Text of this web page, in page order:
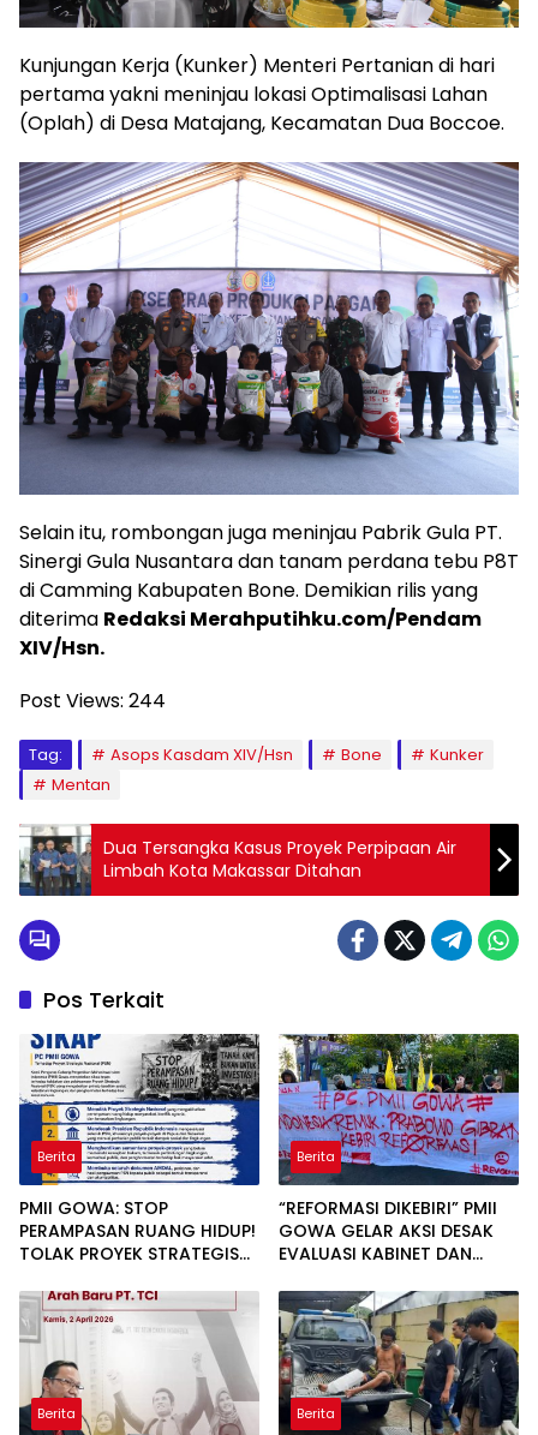
Kunjungan Kerja (Kunker) Menteri Pertanian di hari
pertama yakni meninjau lokasi Optimalisasi Lahan
(Oplah) di Desa Matajang, Kecamatan Dua Boccoe.
Selain itu, rombongan juga meninjau Pabrik Gula PT.
Sinergi Gula Nusantara dan tanam perdana tebu P8T
di Camming Kabupaten Bone. Demikian rilis yang
diterima Redaksi Merahputihku.com/Pendam
XIV/Hsn.
Post Views: 244
Tag: Asops Kasdam XIV/Hsn Bone
Kunker
Mentan
Dua Tersangka Kasus Proyek Perpipaan Air
Limbah Kota Makassar Ditahan
Pos Terkait
Berita
PMII GOWA: STOP
PERAMPASAN RUANG HIDUP!
TOLAK PROYEK STRATEGIS
MENGORBANKAN RAKYAT
Berita
“REFORMASI DIKEBIRI” PMII
GOWA GELAR AKSI DESAK
EVALUASI KABINET DAN
Berita Berita